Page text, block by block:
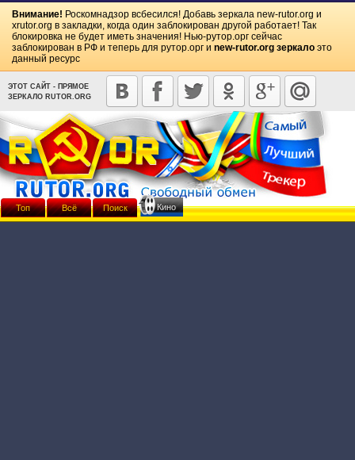
Внимание! Роскомнадзор всбесился! Добавь зеркала new-rutor.org и
xrutor.org в закладки, когда один заблокирован другой работает! Так
блокировка не будет иметь значения! Нью-рутор.орг сейчас
заблокирован в РФ и теперь для рутор.орг и new-rutor.org зеркало это
данный ресурс
ЭТОТ САЙТ - ПРЯМОЕ
ЗЕРКАЛО RUTOR.ORG